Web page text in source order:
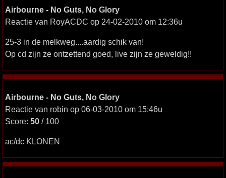
Airbourne - No Guts, No Glory
Reactie van RoyACDC op 24-02-2010 om 12:36u
25-3 in de melkweg....aardig schik van!
Op cd zijn ze ontzettend goed, live zijn ze geweldig!!
Airbourne - No Guts, No Glory
Reactie van robin op 06-03-2010 om 15:46u
Score: 50 / 100
ac/dc KLONEN